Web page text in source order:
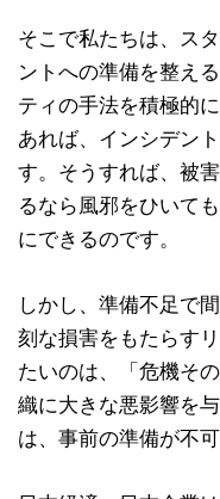
そこで私たちは、ス
ントへの準備を整え
ティの手法を積極的
あれば、インシデン
す。そうすれば、被
るなら風邪をひいて
にできるのです。
しかし、準備不足で
刻な損害をもたらす
たいのは、「危機そ
織に大きな悪影響を
は、事前の準備が不